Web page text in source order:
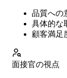
品質への
具体的な
顧客満足
面接官の視点